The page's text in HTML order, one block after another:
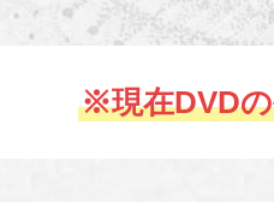
※現在DVDの